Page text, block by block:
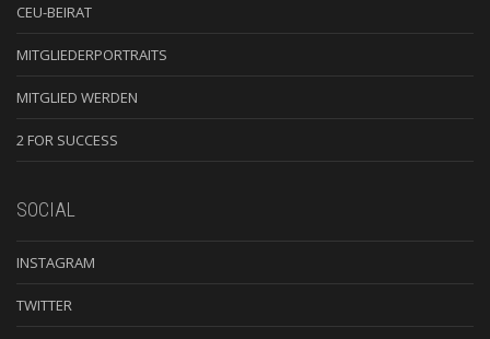
CEU-BEIRAT
MITGLIEDERPORTRAITS
MITGLIED WERDEN
2 FOR SUCCESS
SOCIAL
INSTAGRAM
TWITTER